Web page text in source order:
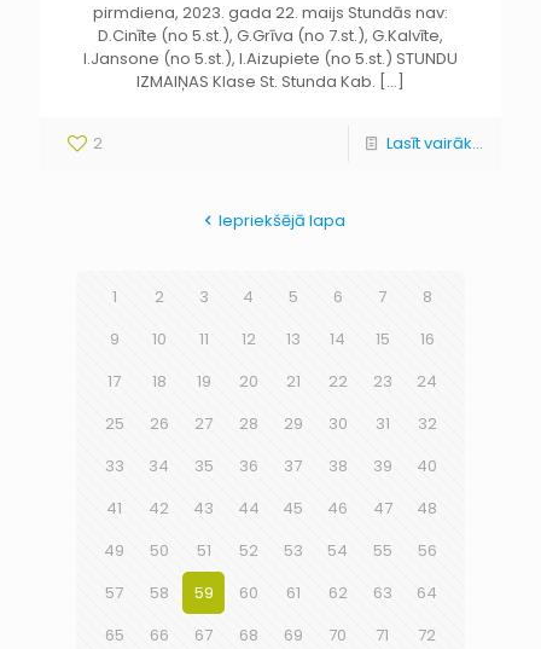
pirmdiena, 2023. gada 22. maijs Stundās nav:
D.Cinīte (no 5.st.), G.Grīva (no 7.st.), G.Kalvīte,
I.Jansone (no 5.st.), I.Aizupiete (no 5.st.) STUNDU
IZMAIŅAS Klase St. Stunda Kab. […]
2 Lasīt vairāk...
Iepriekšējā lapa
1 2 3 4 5 6 7
8
9
10 11 12 13 14 15
16
17
18 19 20 21 22 23
24
25
26 27 28 29 30 31
32
33
34 35 36 37 38 39
40
41
42 43 44 45 46 47
48
49
50 51 52 53 54 55
56
57
58 59 60 61 62 63
64
65
66 67 68 69 70 71
72